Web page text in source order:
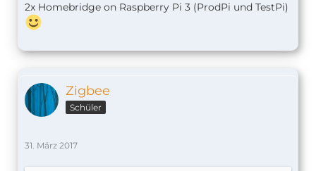
2x Homebridge on Raspberry Pi 3 (ProdPi und TestPi)
Zigbee
Schüler
31. März 2017